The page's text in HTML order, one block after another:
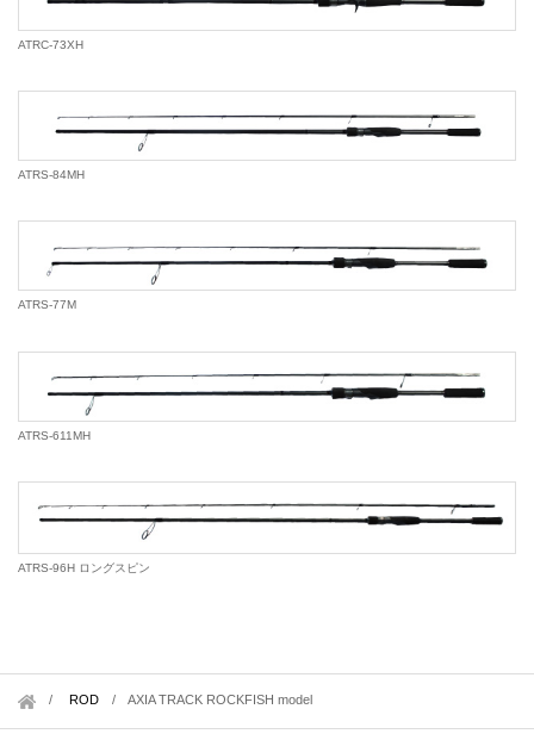
ATRC-73XH
ATRS-84MH
ATRS-77M
ATRS-611MH
ATRS-96H ロングスピン
ROD /AXIA TRACK ROCKFISH model